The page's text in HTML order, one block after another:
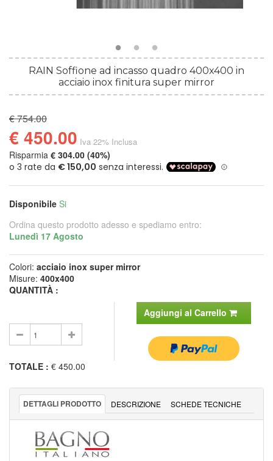
RAIN Soffione ad incasso quadro 400x400 in
acciaio inox finitura super mirror
€ 754.00
€ 450.00 Iva 22% Inclusa
Risparmia € 304.00 (40%)
Disponibile Si
Ordina questo prodotto adesso e spediamo entro:
Lunedì 17 Agosto
Colori: acciaio inox super mirror
Misure: 400x400
QUANTITÀ :
Aggiungi al Carrello
TOTALE : € 450.00
DETTAGLI PRODOTTO DESCRIZIONE SCHEDE TECNICHE